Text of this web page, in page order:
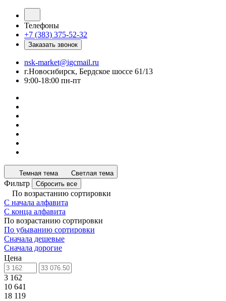
Телефоны
+7 (383) 375-52-32
Заказать звонок
nsk-market@igcmail.ru
г.Новосибирск, Бердское шоссе 61/13
9:00-18:00 пн-пт
Темная тема Светлая тема
Фильтр Сбросить все
По возрастанию сортировки
С начала алфавита
С конца алфавита
По возрастанию сортировки
По убыванию сортировки
Сначала дешевые
Сначала дорогие
Цена
3 162
10 641
18 119